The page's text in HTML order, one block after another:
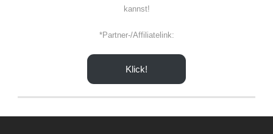
kannst!
*Partner-/Affiliatelink:
Klick!